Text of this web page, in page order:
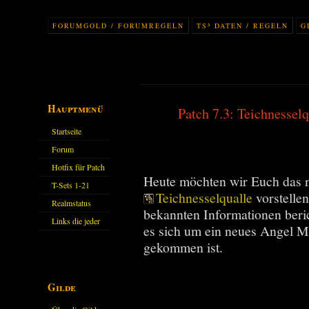
FORUMGOLD / FORUMREGELN TS³ DATEN / REGELN
Hauptmenü
Startseite
Forum
Hotfix für Patch
11.X
T-Sets 1-21
Realmstatus
Links die jeder
Gilde
Patch 7.3:
Heute möchten wir Euch das
Teichnesselqualle
bekannten Informationen
es sich um ein neues Angel
gekommen ist.